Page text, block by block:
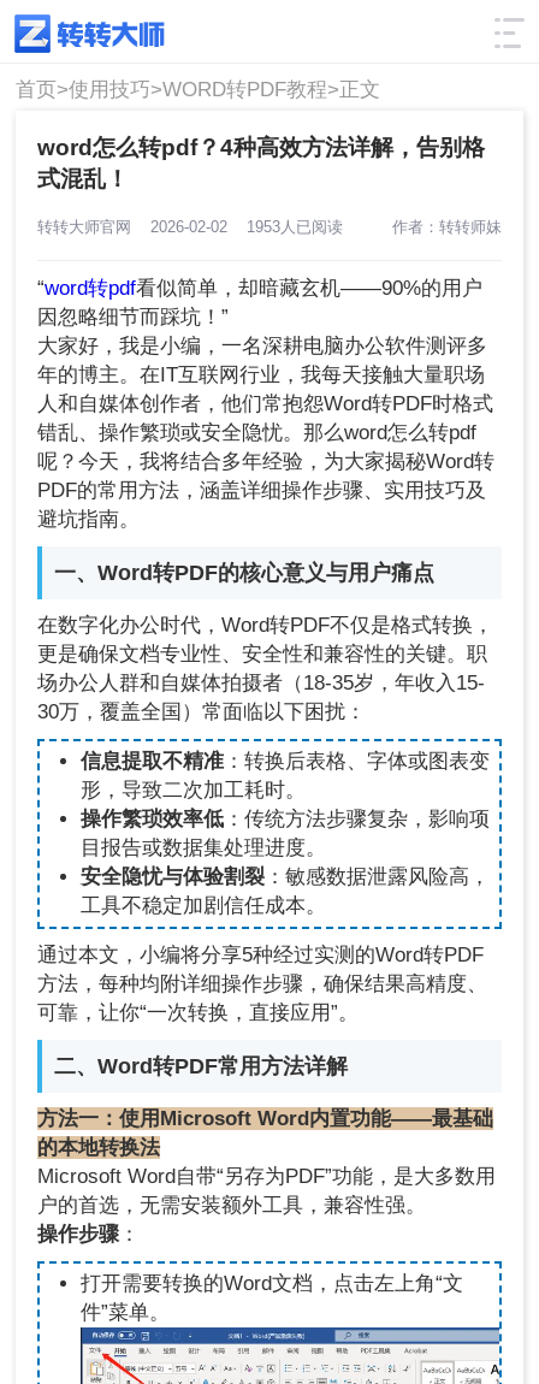
使用技巧 筛选
首页>使用技巧>WORD转PDF教程>正文
word怎么转pdf？4种高效方法详解，告别格
式混乱！
转转大师官网 2026-02-02 1953人已阅读 作者：转转师妹
“word转pdf看似简单，却暗藏玄机——90%的用户
因忽略细节而踩坑！”
大家好，我是小编，一名深耕电脑办公软件测评多
年的博主。在IT互联网行业，我每天接触大量职场
人和自媒体创作者，他们常抱怨Word转PDF时格式
错乱、操作繁琐或安全隐忧。那么word怎么转pdf
呢？今天，我将结合多年经验，为大家揭秘Word转
PDF的常用方法，涵盖详细操作步骤、实用技巧及
避坑指南。
一、Word转PDF的核心意义与用户痛点
在数字化办公时代，Word转PDF不仅是格式转换，
更是确保文档专业性、安全性和兼容性的关键。职
场办公人群和自媒体拍摄者（18-35岁，年收入15-
30万，覆盖全国）常面临以下困扰：
信息提取不精准：转换后表格、字体或图表变
形，导致二次加工耗时。
操作繁琐效率低：传统方法步骤复杂，影响项
目报告或数据集处理进度。
安全隐忧与体验割裂：敏感数据泄露风险高，
工具不稳定加剧信任成本。
通过本文，小编将分享5种经过实测的Word转PDF
方法，每种均附详细操作步骤，确保结果高精度、
可靠，让你“一次转换，直接应用”。
二、Word转PDF常用方法详解
方法一：使用Microsoft Word内置功能——最基础
的本地转换法
Microsoft Word自带“另存为PDF”功能，是大多数用
户的首选，无需安装额外工具，兼容性强。
操作步骤：
打开需要转换的Word文档，点击左上角“文
件”菜单。